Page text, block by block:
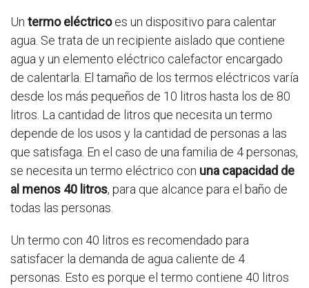
Un termo eléctricoes un dispositivo para calentar
agua. Se trata de un recipiente aislado que contiene
agua y un elemento eléctrico calefactor encargado
de calentarla. El tamaño de los termos eléctricos varía
desde los más pequeños de 10 litros hasta los de 80
litros. La cantidad de litros que necesita un termo
depende de los usos y la cantidad de personas a las
que satisfaga. En el caso de una familia de 4 personas,
se necesita un termo eléctrico con una capacidad de
al menos 40 litros, para que alcance para el baño de
todas las personas.
Un termo con 40 litros es recomendado para
satisfacer la demanda de agua caliente de 4
personas. Esto es porque el termo contiene 40 litros